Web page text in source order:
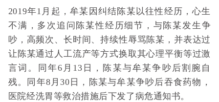
2019年1月起，牟某因纠结陈某以往性经历，心生
不满，多次追问陈某性经历细节，与陈某发生争
吵，高频次、长时间、持续性辱骂陈某，并表达过
让陈某通过人工流产等方式换取其心理平衡等过激
言词。同年6月13日，陈某与牟某争吵后割腕自
残。同年8月30日，陈某与牟某争吵后吞食药物，
医院经洗胃等救治措施后下发了病危通知书。